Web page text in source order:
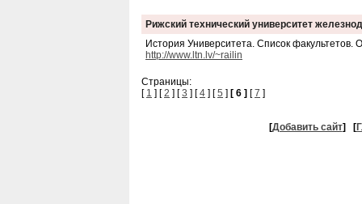
Рижский технический университет
История Университета. Список факультетов.
http://www.ltn.lv/~railin
Страницы:
[ 1 ] [2 ] [3 ] [4 ] [5 ] [ 6 ] [7 ]
[Добавить сайт] [